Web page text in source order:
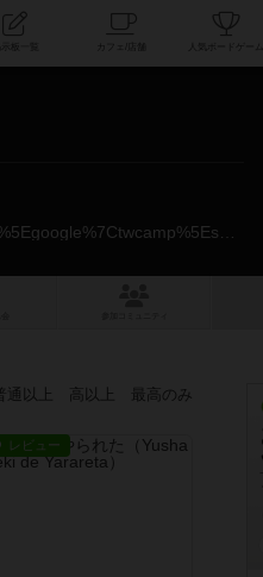
ティ
通以上 高以上 最高のみ
レビュー